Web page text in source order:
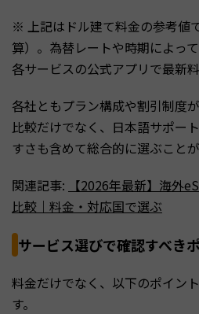
※ 上記はドル建て料金の参考値
算）。為替レートや時期によっ
各サービスの公式アプリで最新
各社ともプラン構成や割引制度
比較だけでなく、日本語サポー
すさも含めて総合的に選ぶことが
関連記事:
【2026年最新】海外
比較｜料金・対応国で選ぶ
サービス選びで確認すべき
料金だけでなく、以下のポイン
す。